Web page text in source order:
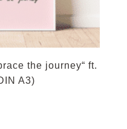
the journey“ ft.
A3)